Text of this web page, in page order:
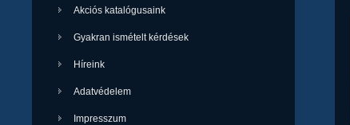
Akciós katalógusaink
Gyakran ismételt kérdések
Híreink
Adatvédelem
Impresszum